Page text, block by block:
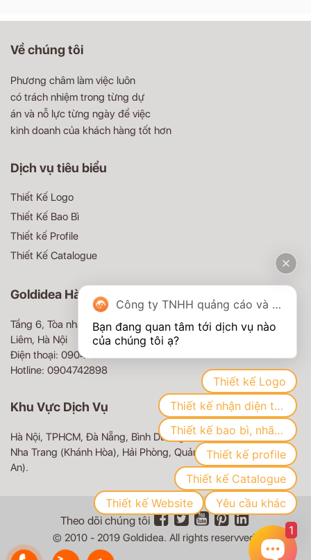
Về chúng tôi
Phương châm làm việc luôn
có trách nhiệm trong từng dự
án và nỗ lực từng ngày để việc
kinh doanh của khách hàng tốt hơn
Dịch vụ tiêu biểu
Thiết Kế Logo
Thiết Kế Bao Bì
Thiết kế Profile
Thiết Kế Catalogue
Goldidea Hà Nội
Tầng 6, Tòa nhà MD Complex, 68 Nguyễn Cơ Thạch, Nam Từ
Liêm, Hà Nội
Điện thoại: 0904100479
Hotline: 0904742898
Khu Vực Dịch Vụ
Hà Nội, TPHCM, Đà Nẵng, Bình Dương, Biên Hòa (Đồng Nai),
Nha Trang (Khánh Hòa), Hải Phòng, Quảng Ninh, Vinh (Nghệ
An).
Theo dõi chúng tôi
© 2010 - 2019 Goldidea. All rights reservved.
Công ty TNHH quảng cáo và truyền thông Goldidea
Bạn đang quan tâm tới dịch vụ nào
Thiết kế Logo
Thiết kế nhận diện thương hiệu
Thiết kế bao bì, nhãn mác
Thiết kế profile
Thiết kế Catalogue
Thiết kế Website
Yêu cầu khác
1